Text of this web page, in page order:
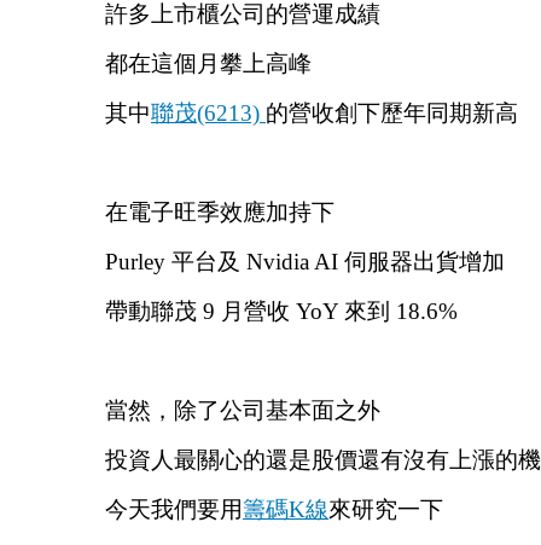
許多上市櫃公司的營運成績
都在這個月攀上高峰
其中聯茂(6213) 的營收創下歷年同期新高
在電子旺季效應加持下
Purley 平台及 Nvidia AI 伺服器出貨增加
帶動聯茂 9 月營收 YoY 來到 18.6%
當然，除了公司基本面之外
投資人最關心的還是股價還有沒有上漲的
今天我們要用籌碼K線來研究一下